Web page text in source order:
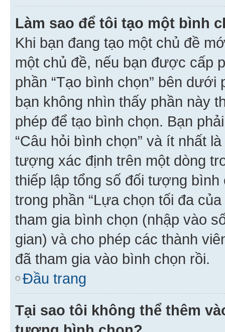
Làm sao để tôi tạo một bình
Khi bạn đang tạo một chủ đề
một chủ đề, nếu bạn được cấp
phần “Tạo bình chọn” bên
bạn không nhìn thấy phần này
phép để tạo bình chọn. Bạn
“Câu hỏi bình chọn” và ít nhất
tượng xác định trên một dòng
thiếp lập tổng số đối tượng
trong phần “Lựa chọn tối đa
tham gia bình chọn (nhập vào
gian) và cho phép các thành
đã tham gia vào bình chọn rồi.
Đầu trang
Tại sao tôi không thể thêm